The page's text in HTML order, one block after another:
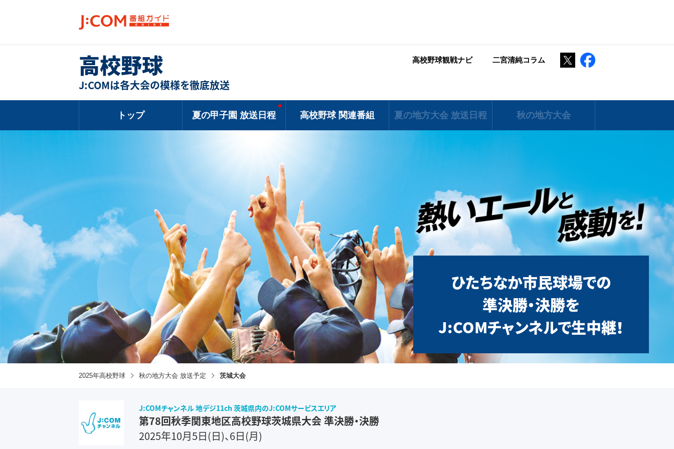
高校野球
J:COMは各大会の模様を徹底放送
高校野球観戦ナビ 二宮清純コラム Twitter
トップ 夏の甲子園 放送日程 高校野球 関連番組 夏の地方大会 放送日程 秋の地方大会
ひたちなか市民球場での
準決勝・決勝を
J:COMチャンネルで生中継！
2025年高校野球 秋の地方大会 放送予定 茨城大会
J:COMチャンネル 地デジ11ch 茨城県内のJ:COMサービスエリア
第78回秋季関東地区高校野球茨城県大会 準決勝・決勝
2025年10月5日(日)、6日(月)